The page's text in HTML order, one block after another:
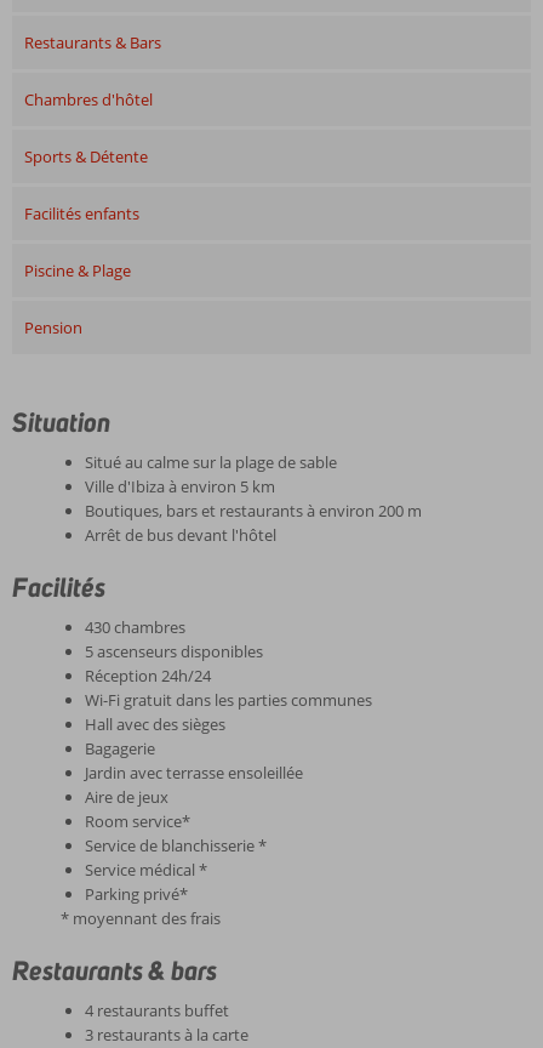
Restaurants & Bars
Chambres d'hôtel
Sports & Détente
Facilités enfants
Piscine & Plage
Pension
Situation
Situé au calme sur la plage de sable
Ville d'Ibiza à environ 5 km
Boutiques, bars et restaurants à environ 200 m
Arrêt de bus devant l'hôtel
Facilités
430 chambres
5 ascenseurs disponibles
Réception 24h/24
Wi-Fi gratuit dans les parties communes
Hall avec des sièges
Bagagerie
Jardin avec terrasse ensoleillée
Aire de jeux
Room service*
Service de blanchisserie *
Service médical *
Parking privé*
* moyennant des frais
Restaurants & bars
4 restaurants buffet
3 restaurants à la carte